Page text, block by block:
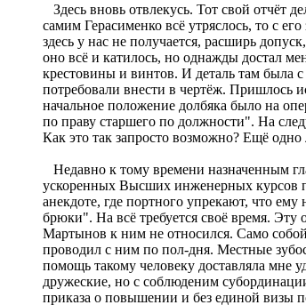
Здесь вновь отвлекусь. Тот свой отчёт
самим Герасименко всё утряслось, то с
здесь у нас не получается, расширь
оно всё и катилось, но однажды достал
крестовины и винтов. И деталь там была
потребовали внести в чертёж. Пришлось
начальное положение долбяка было на
по праву старшего по должности". На
Как это так запросто возможно? Ещё одно
Недавно к тому времени назначенным
ускоренных Высших инженерных курсов
анекдоте, где портного упрекают, что
брюки". На всё требуется своё время.
Мартынов к ним не относился. Само
проводил с ним по пол-дня. Местные
помощь такому человеку доставляла мне
дружеские, но с соблюденим
приказа о повышении и без единой визы